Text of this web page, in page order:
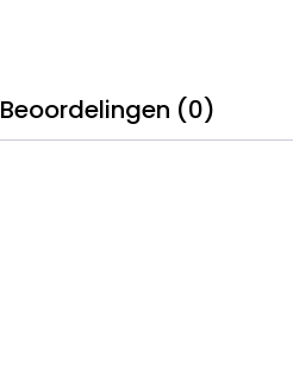
Beoordelingen (0)